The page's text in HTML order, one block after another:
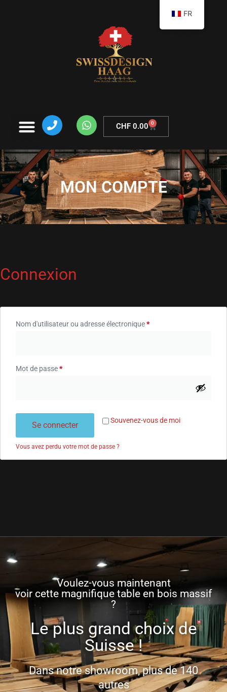
CHF0.00 0
MON COMPTE
Connexion
Nom d'utilisateur ou adresse électronique*
Mot de passe*
Souvenez-vous de moi
Se connecter
Vous avez perdu votre mot de passe ?
Voulez-vous maintenant
voir cette magnifique table en bois massif
?
Le plus grand choix de
Suisse !
Dans notre showroom, plus de 140
autres
FR